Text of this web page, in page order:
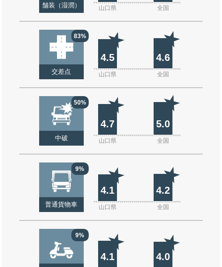
舗装（湿潤） 山口県 全国
83%
交差点
4.5 4.6
山口県 全国
50%
中破
4.7 5.0
山口県 全国
9%
普通貨物車
4.1 4.2
山口県 全国
9%
4.1 4.0